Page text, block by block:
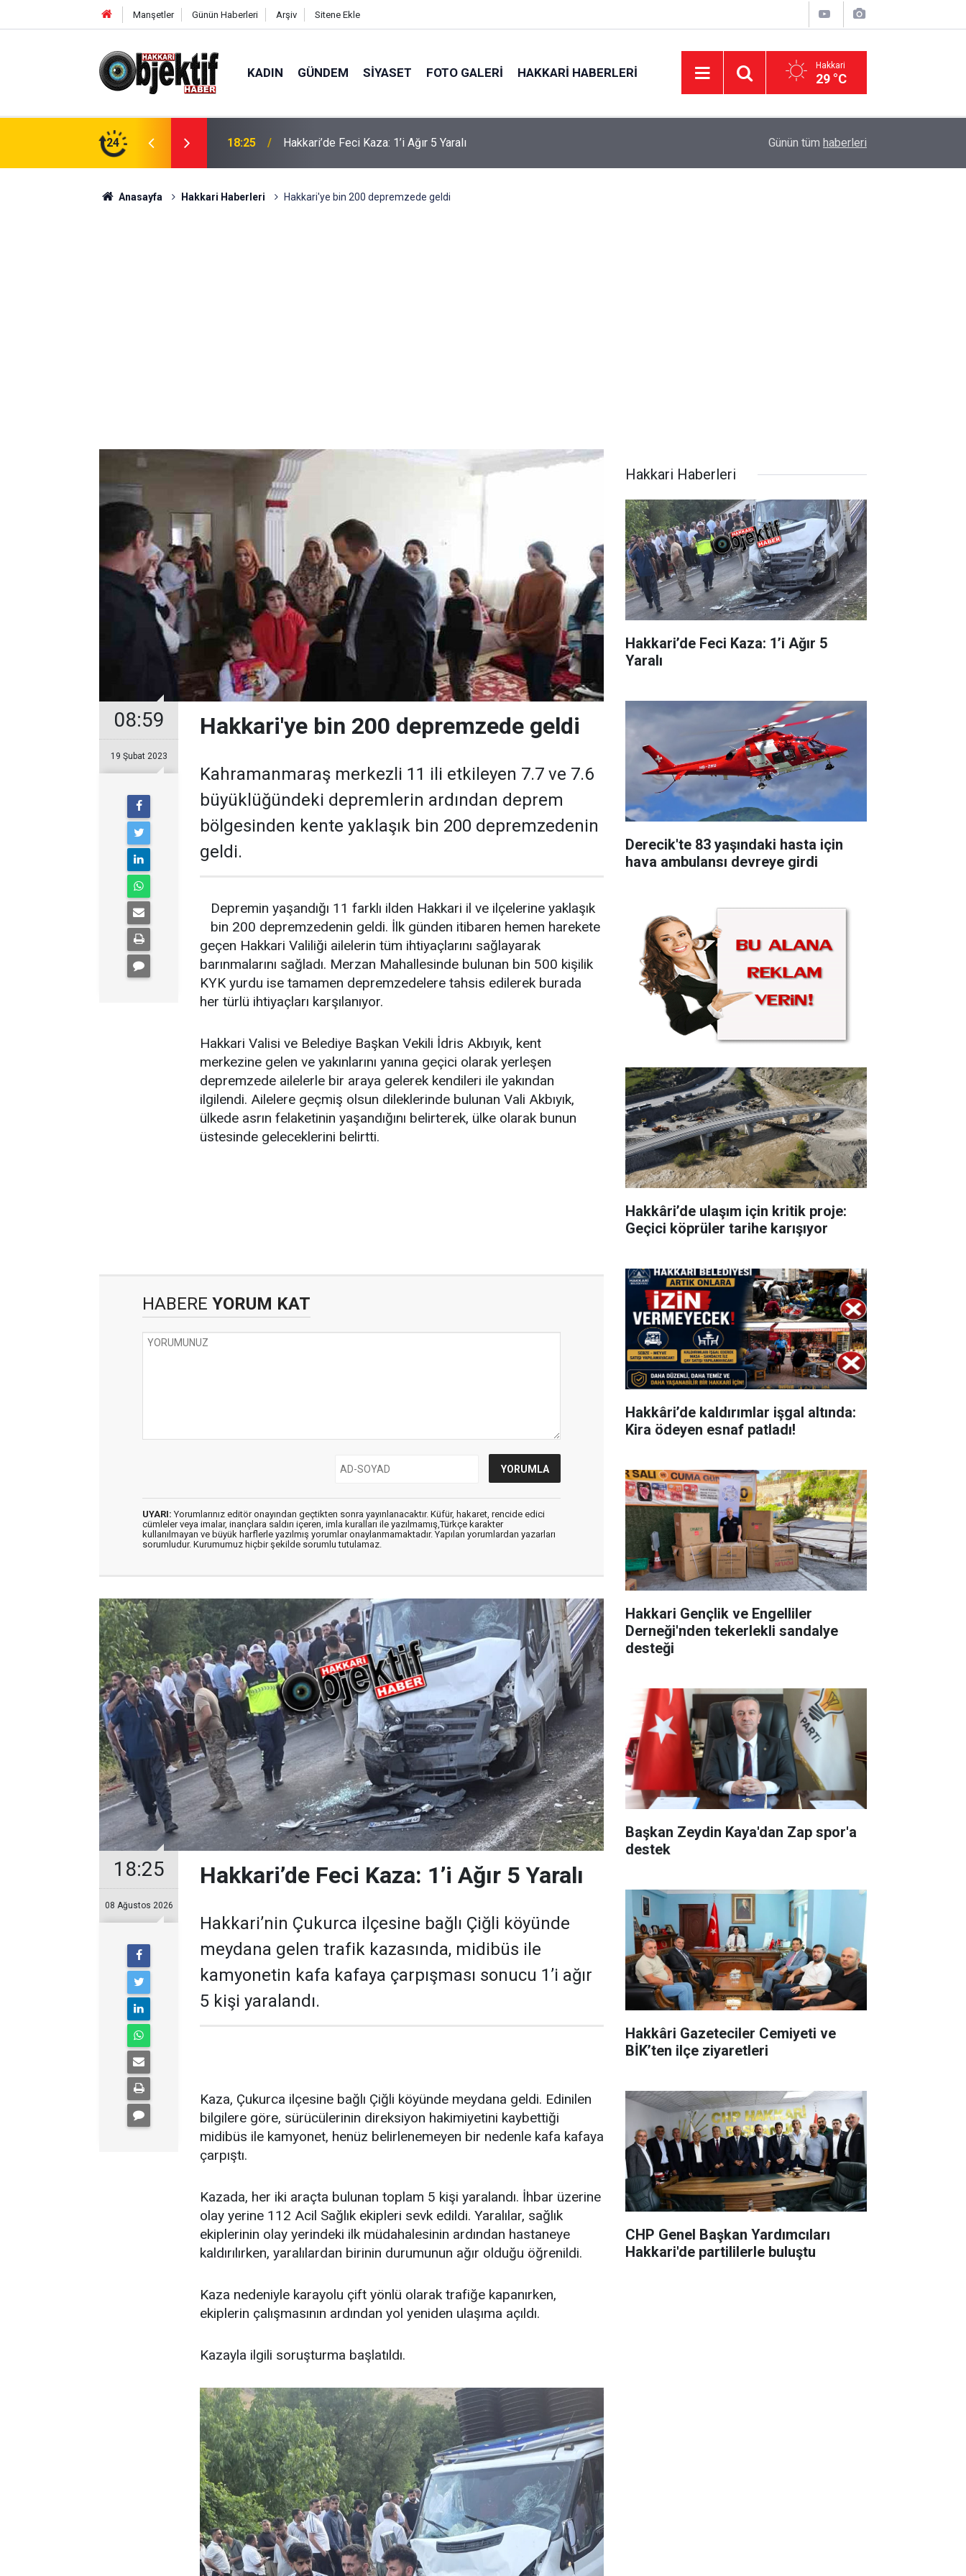
Manşetler Günün Haberleri Arşiv Sitene Ekle
KADIN GÜNDEM SIYASET FOTO GALERI HAKKARI HABERLERI Hakkari
29 °C
24 11:12 Derecik'te 83 yaşındaki hasta için hava ambulansı devreye girdi 'Çerçeve yasa' kanun teklifi Adalet
Günün tüm haberleri
Anasayfa Hakkari Haberleri Hakkari'ye bin 200 depremzede geldi
08:59
19 Şubat 2023
Hakkari'ye bin 200 depremzede geldi
Kahramanmaraş merkezli 11 ili etkileyen 7.7 ve 7.6
büyüklüğündeki depremlerin ardından deprem
bölgesinden kente yaklaşık bin 200 depremzedenin
geldi.
Depremin yaşandığı 11 farklı ilden Hakkari il ve ilçelerine yaklaşık
bin 200 depremzedenin geldi. İlk günden itibaren hemen harekete
geçen Hakkari Valiliği ailelerin tüm ihtiyaçlarını sağlayarak
barınmalarını sağladı. Merzan Mahallesinde bulunan bin 500 kişilik
KYK yurdu ise tamamen depremzedelere tahsis edilerek burada
her türlü ihtiyaçları karşılanıyor.
Hakkari Valisi ve Belediye Başkan Vekili İdris Akbıyık, kent
merkezine gelen ve yakınlarını yanına geçici olarak yerleşen
depremzede ailelerle bir araya gelerek kendileri ile yakından
ilgilendi. Ailelere geçmiş olsun dileklerinde bulunan Vali Akbıyık,
ülkede asrın felaketinin yaşandığını belirterek, ülke olarak bunun
üstesinde geleceklerini belirtti.
HABERE YORUM KAT
UYARI: Yorumlarınız editör onayından geçtikten sonra yayınlanacaktır. Küfür, hakaret, rencide edici
cümleler veya imalar, inançlara saldırı içeren, imla kuralları ile yazılmamış,Türkçe karakter
kullanılmayan ve büyük harflerle yazılmış yorumlar onaylanmamaktadır. Yapılan yorumlardan yazarları
sorumludur. Kurumumuz hiçbir şekilde sorumlu tutulamaz.
18:25
08 Ağustos 2026
Hakkari’de Feci Kaza: 1’i Ağır 5 Yaralı
Hakkari’nin Çukurca ilçesine bağlı Çiğli köyünde
meydana gelen trafik kazasında, midibüs ile
kamyonetin kafa kafaya çarpışması sonucu 1’i ağır
5 kişi yaralandı.
Kaza, Çukurca ilçesine bağlı Çiğli köyünde meydana geldi. Edinilen
bilgilere göre, sürücülerinin direksiyon hakimiyetini kaybettiği
midibüs ile kamyonet, henüz belirlenemeyen bir nedenle kafa kafaya
çarpıştı.
Kazada, her iki araçta bulunan toplam 5 kişi yaralandı. İhbar üzerine
olay yerine 112 Acil Sağlık ekipleri sevk edildi. Yaralılar, sağlık
ekiplerinin olay yerindeki ilk müdahalesinin ardından hastaneye
kaldırılırken, yaralılardan birinin durumunun ağır olduğu öğrenildi.
Kaza nedeniyle karayolu çift yönlü olarak trafiğe kapanırken,
ekiplerin çalışmasının ardından yol yeniden ulaşıma açıldı.
Kazayla ilgili soruşturma başlatıldı.
Hakkari Haberleri
Hakkari’de Feci Kaza: 1’i Ağır 5
Yaralı
Derecik'te 83 yaşındaki hasta için
hava ambulansı devreye girdi
Hakkâri’de ulaşım için kritik proje:
Geçici köprüler tarihe karışıyor
Hakkâri’de kaldırımlar işgal altında:
Kira ödeyen esnaf patladı!
Hakkari Gençlik ve Engelliler
Derneği'nden tekerlekli sandalye
desteği
Başkan Zeydin Kaya'dan Zap spor'a
destek
Hakkâri Gazeteciler Cemiyeti ve
BİK’ten ilçe ziyaretleri
CHP Genel Başkan Yardımcıları
Hakkari'de partililerle buluştu